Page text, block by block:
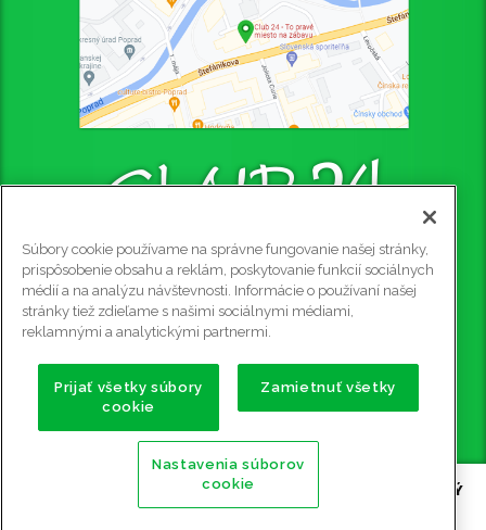
CLUB 24 - PUB
Štefániková 4445/4, 058 01 Poprad, 2. poschodie
Rezervácie na tel. č.: 0915 905 081
e-mail:club24@club24.sk
GPS súradnice:
49.056911 N (49° 3' 25.2'' N)
20.302600 E (20° 18' 9.36'' E)
2009 - 2026 CLUB 24 - PUB, BILLIARD, STOLNÝ
FUTBAL, ŠÍPKY POPRAD| Všetky práva vyhradené |
Súbory cookie používame na správne fungovanie našej stránky,
prispôsobenie obsahu a reklám, poskytovanie funkcií sociálnych
médií a na analýzu návštevnosti. Informácie o používaní našej
stránky tiež zdieľame s našimi sociálnymi médiami,
reklamnými a analytickými partnermi.
Prijať všetky súbory
cookie
Zamietnuť všetky
Nastavenia súborov
cookie